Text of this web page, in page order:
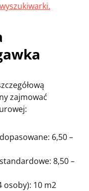
zajmować
6,50 –
8,50 –
osoby): 10 m2